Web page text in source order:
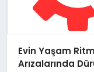
Evin Yaşam
Arızalarında